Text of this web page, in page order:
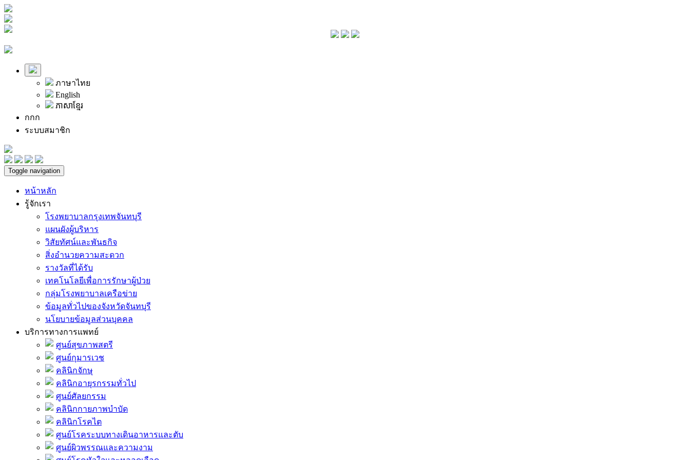
ภาษาไทย
English
ភាសាខ្មែរ
กกก
ระบบสมาชิก
Toggle navigation
หน้าหลัก
รู้จักเรา
โรงพยาบาลกรุงเทพจันทบุรี
แผนผังผู้บริหาร
วิสัยทัศน์และพันธกิจ
สิ่งอำนวยความสะดวก
รางวัลที่ได้รับ
เทคโนโลยีเพื่อการรักษาผู้ป่วย
กลุ่มโรงพยาบาลเครือข่าย
ข้อมูลทั่วไปของจังหวัดจันทบุรี
นโยบายข้อมูลส่วนบุคคล
บริการทางการแพทย์
ศูนย์สุขภาพสตรี
ศูนย์กุมารเวช
คลินิกจักษุ
คลินิกอายุรกรรมทั่วไป
ศูนย์ศัลยกรรม
คลินิกกายภาพบำบัด
คลินิกโรคไต
ศูนย์โรคระบบทางเดินอาหารและตับ
ศูนย์ผิวพรรณและความงาม